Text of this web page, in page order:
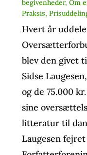
begivenheder, Om
Praksis,
Hvert år
blev den givet
Sidse
og de 75.000
sine
litteratur til
Laugesen